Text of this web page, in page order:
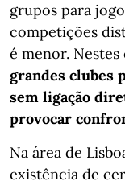
grupos para
competições
é menor.
grandes clubes
sem ligação
provocar
Na área de
existência de